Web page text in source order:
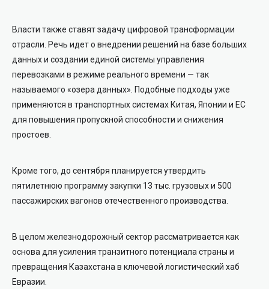
Власти также ставят задачу цифровой трансформации
отрасли. Речь идет о внедрении решений на базе больших
данных и создании единой системы управления
перевозками в режиме реального времени — так
называемого «озера данных». Подобные подходы уже
применяются в транспортных системах Китая, Японии и ЕС
для повышения пропускной способности и снижения
простоев.
Кроме того, до сентября планируется утвердить
пятилетнюю программу закупки 13 тыс. грузовых и 500
пассажирских вагонов отечественного производства.
В целом железнодорожный сектор рассматривается как
основа для усиления транзитного потенциала страны и
превращения Казахстана в ключевой логистический хаб
Евразии.